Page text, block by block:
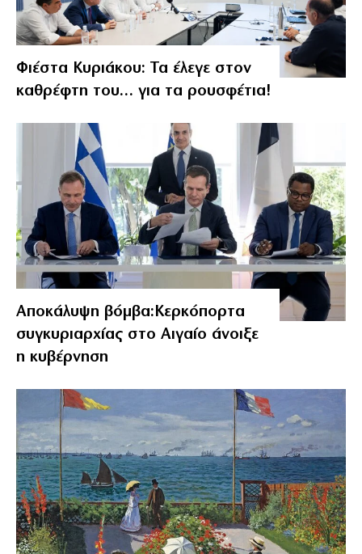
Φιέστα Κυριάκου: Τα έλεγε στον
καθρέφτη του… για τα ρουσφέτια!
Αποκάλυψη βόμβα:Κερκόπορτα
συγκυριαρχίας στο Αιγαίο άνοιξε
η κυβέρνηση